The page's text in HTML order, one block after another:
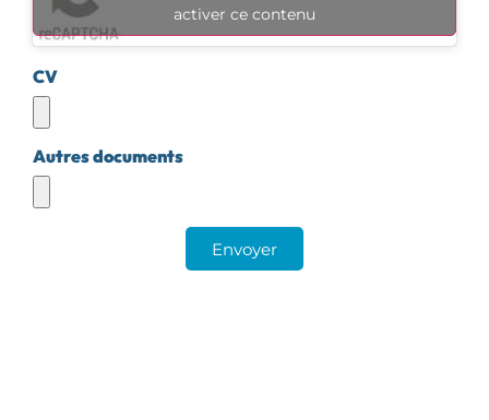
activer ce contenu
CV
Autres documents
Envoyer